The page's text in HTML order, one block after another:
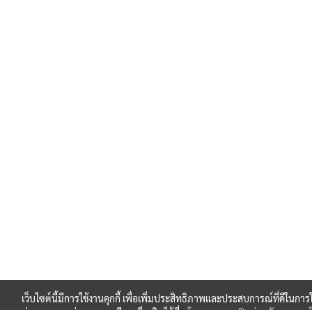
เว็บไซต์นี้มีการใช้งานคุกกี้ เพื่อเพิ่มประสิทธิภาพและประสบการณ์ที่ดีในการ